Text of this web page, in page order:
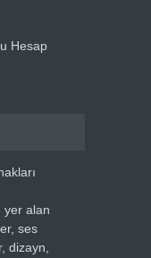
Hesap
yer alan
ses
dizayn,